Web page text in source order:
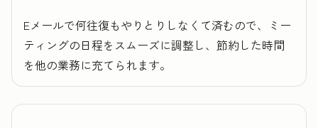
Eメールで何往復もやりとりしなくて済むので、ミー
ティングの日程をスムーズに調整し、節約した時間
を他の業務に充てられます。